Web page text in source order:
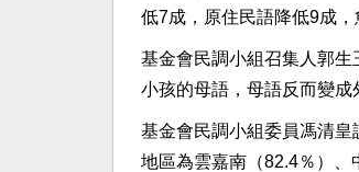
低7成，原住民語降低9成
基金會民調小組召集人郭
小孩的母語，母語反而變成
基金會民調小組委員馮清
地區為雲嘉南（82.4％）